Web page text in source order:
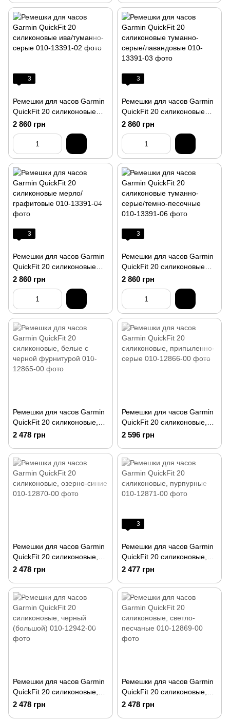
3
Ремешки для часов Garmin
QuickFit 20 силиконовые
ива/туманно-серые
2 860 грн
3
Ремешки для часов Garmin
QuickFit 20 силиконовые
туманно-серые/лавандовые
2 860 грн
3
Ремешки для часов Garmin
QuickFit 20 силиконовые
мерло/графитовые
2 860 грн
3
Ремешки для часов Garmin
QuickFit 20 силиконовые
туманно-серые/темно-
песочные
2 860 грн
Ремешки для часов Garmin
QuickFit 20 силиконовые,
белые с черной
2 478 грн
Ремешки для часов Garmin
QuickFit 20 силиконовые,
припыленно-серые
2 596 грн
Ремешки для часов Garmin
QuickFit 20 силиконовые,
озерно-синие
2 478 грн
3
Ремешки для часов Garmin
QuickFit 20 силиконовые,
пурпурные
2 477 грн
Ремешки для часов Garmin
QuickFit 20 силиконовые,
черный (большой)
2 478 грн
Ремешки для часов Garmin
QuickFit 20 силиконовые,
светло-песчаные
2 478 грн